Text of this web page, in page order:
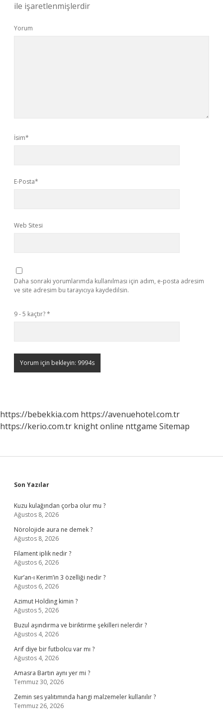
ile işaretlenmişlerdir
Yorum
İsim*
E-Posta*
Web Sitesi
Daha sonraki yorumlarımda kullanılması için adım, e-posta adresim
ve site adresim bu tarayıcıya kaydedilsin.
9 - 5 kaçtır?*
https://bebekkia.com https://avenuehotel.com.tr
https://kerio.com.tr knight online nttgame Sitemap
Sidebar
Son Yazılar
Kuzu kulağından çorba olur mu ?
Ağustos 8, 2026
Nörolojide aura ne demek ?
Ağustos 8, 2026
Filament iplik nedir ?
Ağustos 6, 2026
Kur’an-ı Kerim’in 3 özelliği nedir ?
Ağustos 6, 2026
Azimut Holding kimin ?
Ağustos 5, 2026
Buzul aşındırma ve biriktirme şekilleri nelerdir ?
Ağustos 4, 2026
Arif diye bir futbolcu var mı ?
Ağustos 4, 2026
Amasra Bartın aynı yer mi ?
Temmuz 30, 2026
Zemin ses yalıtımında hangi malzemeler kullanılır ?
Temmuz 26, 2026